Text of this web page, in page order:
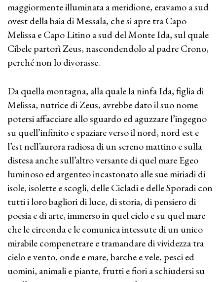
maggiormente illuminata a meridione, eravamo a sud
ovest della baia di Messala, che si apre tra Capo
Melissa e Capo Litino a sud del Monte Ida, sul quale
Cibele partorì Zeus, nascondendolo al padre Crono,
perché non lo divorasse.
Da quella montagna, alla quale la ninfa Ida, figlia di
Melissa, nutrice di Zeus, avrebbe dato il suo nome
potersi affacciare allo sguardo ed aguzzare l’ingegno
su quell’infinito e spaziare verso il nord, nord est e
l’est nell’aurora radiosa di un sereno mattino e sulla
distesa anche sull’altro versante di quel mare Egeo
luminoso ed argenteo incastonato alle sue miriadi di
isole, isolette e scogli, delle Cicladi e delle Sporadi con
tutti i loro bagliori di luce, di storia, di pensiero di
poesia e di arte, immerso in quel cielo e su quel mare
che le circonda e le comunica intessute di un unico
mirabile compenetrare e tramandare di vividezza tra
cielo e vento, onde e mare, barche e vele, pesci ed
uomini, animali e piante, frutti e fiori a schiudersi su